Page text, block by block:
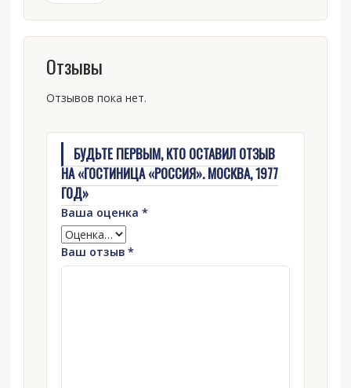
Отзывы
Отзывов пока нет.
БУДЬТЕ ПЕРВЫМ, КТО ОСТАВИЛ ОТЗЫВ
НА «ГОСТИНИЦА «РОССИЯ». МОСКВА, 1977
ГОД»
Ваша оценка *
Ваш отзыв *